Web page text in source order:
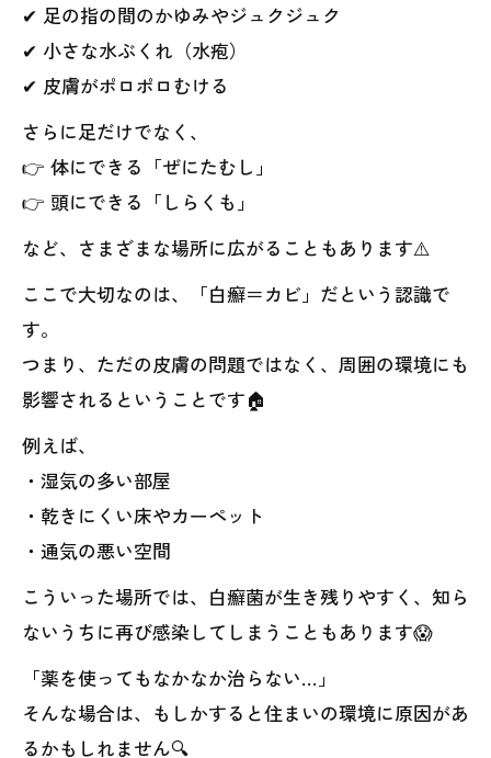
✔ 足の指の間のかゆみやジュクジュク
✔ 小さな水ぶくれ（水疱）
✔ 皮膚がポロポロむける
さらに足だけでなく、
👉 体にできる「ぜにたむし」
👉 頭にできる「しらくも」
など、さまざまな場所に広がることもあります⚠️
ここで大切なのは、「白癬＝カビ」だという認識で
す。
つまり、ただの皮膚の問題ではなく、周囲の環境にも
影響されるということです🏠
例えば、
・湿気の多い部屋
・乾きにくい床やカーペット
・通気の悪い空間
こういった場所では、白癬菌が生き残りやすく、知ら
ないうちに再び感染してしまうこともあります😱
「薬を使ってもなかなか治らない…」
そんな場合は、もしかすると住まいの環境に原因があ
るかもしれません🔍